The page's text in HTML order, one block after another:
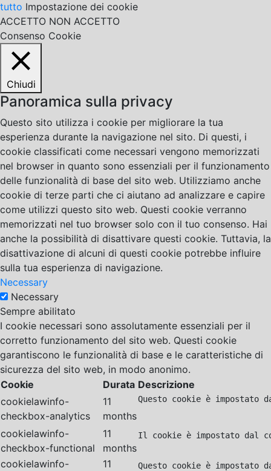
tutto Impostazione dei cookie
ACCETTO NON ACCETTO
Consenso Cookie
Chiudi
Panoramica sulla privacy
Questo sito utilizza i cookie per migliorare la tua
esperienza durante la navigazione nel sito. Di questi, i
cookie classificati come necessari vengono memorizzati
nel browser in quanto sono essenziali per il funzionamento
delle funzionalità di base del sito web. Utilizziamo anche
cookie di terze parti che ci aiutano ad analizzare e capire
come utilizzi questo sito web. Questi cookie verranno
memorizzati nel tuo browser solo con il tuo consenso. Hai
anche la possibilità di disattivare questi cookie. Tuttavia, la
disattivazione di alcuni di questi cookie potrebbe influire
sulla tua esperienza di navigazione.
Necessary
Necessary
Sempre abilitato
I cookie necessari sono assolutamente essenziali per il
corretto funzionamento del sito web. Questi cookie
garantiscono le funzionalità di base e le caratteristiche di
sicurezza del sito web, in modo anonimo.
Cookie
Durata Descrizione
cookielawinfo-
checkbox-analytics
11
months
Questo cookie è
cookielawinfo-
checkbox-functional
11
months
Il cookie è impostato dal
cookielawinfo-
11
Questo cookie è impostato